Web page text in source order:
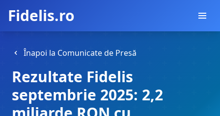
Fidelis.ro
Înapoi la Comunicate de Presă
Rezultate Fidelis
septembrie 2025: 2,2